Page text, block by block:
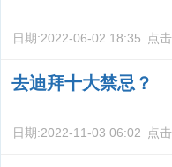
日期:2022-06-02 18:35 点
去迪拜十大禁忌？
日期:2022-11-03 06:02 点